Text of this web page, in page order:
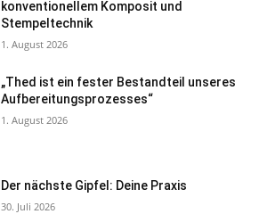
konventionellem Komposit und
Stempeltechnik
1. August 2026
„Thed ist ein fester Bestandteil unseres
Aufbereitungsprozesses“
1. August 2026
Der nächste Gipfel: Deine Praxis
30. Juli 2026